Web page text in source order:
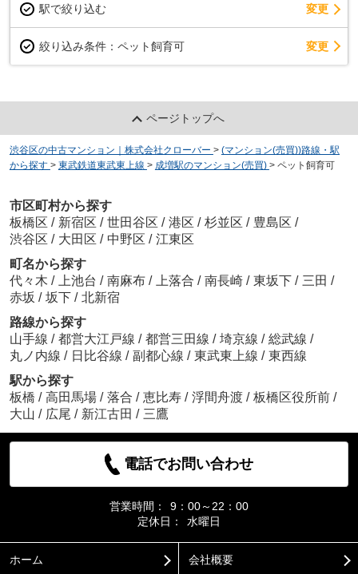
駅で絞り込む 変更
絞り込み条件： ペット飼育可 変更
ページトップへ
渋谷区の中古マンション｜株式会社クローバー > (マンション(売買))路線・駅
から探す > 東武鉄道東武東上線 > 成増駅のマンション(売買) > ペット飼育可
市区町村から探す
板橋区 / 新宿区 / 世田谷区 / 港区 / 杉並区 / 豊島区 /
渋谷区 / 大田区 / 中野区 / 江東区
町名から探す
代々木 / 上池台 / 南麻布 / 上落合 / 南長崎 / 東坂下 / 三田 /
赤坂 / 坂下 / 北新宿
路線から探す
山手線 / 都営大江戸線 / 都営三田線 / 埼京線 / 総武線 /
丸ノ内線 / 日比谷線 / 副都心線 / 東武東上線 / 東西線
駅から探す
板橋 / 高田馬場 / 落合 / 恵比寿 / 浮間舟渡 / 板橋区役所前 /
大山 / 広尾 / 新江古田 / 三鷹
電話でお問い合わせ
営業時間：
9：00～22：00
定休日：
水曜日
ホーム 会社概要